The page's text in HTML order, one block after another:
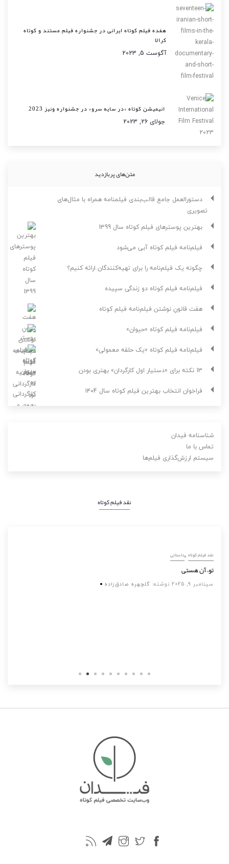
هفده فیلم کوتاه ایرانی در جشنواره فیلم مستند و کوتاه
کرالا
آگوست 5, 2023
انیمیشن کوتاه «در سایه سرو» در جشنواره ونیز 2023
جولای 26, 2023
متن‌های پربازدید
دستورالعمل جامع قالب‌بندی فیلمنامه همراه با مثال‌های
تصویری
بهترین پوسترهای فیلم کوتاه سال 1399
فیلم‌نامه فیلم کوتاه آبی می‌شود
چگونه یک فیلم‌نامه را برای تهیه‌کنندگان ارائه کنیم؟
فیلم‌نامه فیلم کوتاه دو زندگی سپیده
هفت قانونِ نوشتن فیلم‌نامه فیلم کوتاه
فیلم‌نامه فیلم کوتاه «حیوان»
فیلم‌نامه فیلم کوتاه «یک حلقه معمولی»
13 نکته برای «دستیار اول کارگردان» بهتری بودن
فراخوان انتخاب بهترین فیلم کوتاه سال ۱۴۰4
شناسنامه فیدان
تماس با ما
سیستم ارزش‌گذاری فیلم‌ها
نقد فیلم کوتاه
داستانی, نقد فیلم کوتاه
تو، آن هستی
نوشته: گلچهره صادق‌زاده سپتامبر 9, 2025